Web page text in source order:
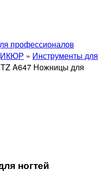
профессионалов
» Инструменты для
A647 Ножницы для
ногтей